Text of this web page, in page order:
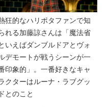
狂的なハリポタファンで知
れる加藤諒さんは「魔法省
いえばダンブルドアとヴォ
デモートが戦うシーンが一
印象的」。一番好きなキャ
クターはルーナ・ラブグッ
ドとのこと